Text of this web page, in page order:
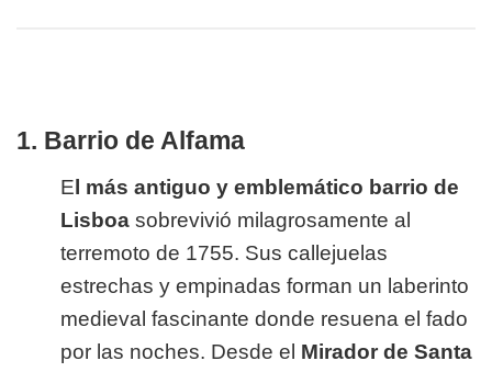
1. Barrio de Alfama
E l más antiguo y emblemático barrio de
Lisboa sobrevivió milagrosamente al
terremoto de 1755. Sus callejuelas
estrechas y empinadas forman un laberinto
medieval fascinante donde resuena el fado
por las noches. Desde el Mirador de Santa